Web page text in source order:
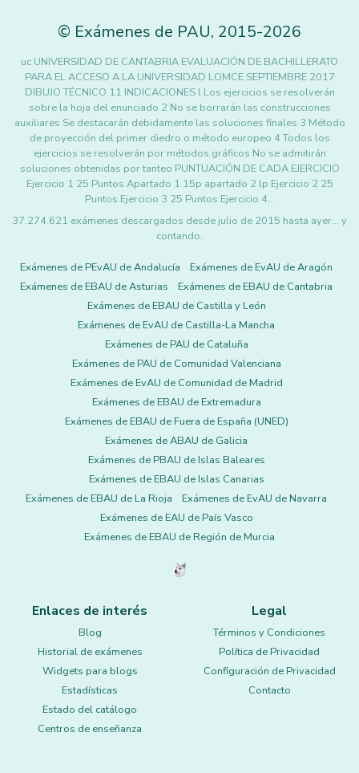
© Exámenes de PAU, 2015-2026
uc UNIVERSIDAD DE CANTABRIA EVALUACIÓN DE BACHILLERATO
PARA EL ACCESO A LA UNIVERSIDAD LOMCE SEPTIEMBRE 2017
DIBUJO TÉCNICO 11 INDICACIONES l Los ejercicios se resolverán
sobre la hoja del enunciado 2 No se borrarán las construcciones
auxiliares Se destacarán debidamente las soluciones finales 3 Método
de proyección del primer diedro o método europeo 4 Todos los
ejercicios se resolverán por métodos gráficos No se admitirán
soluciones obtenidas por tanteo PUNTUACIÓN DE CADA EJERCICIO
Ejercicio 1 25 Puntos Apartado 1 15p apartado 2 lp Ejercicio 2 25
Puntos Ejercicio 3 25 Puntos Ejercicio 4…
37.274.621 exámenes descargados desde julio de 2015 hasta ayer... y
contando.
Exámenes de PEvAU de Andalucía
Exámenes de EvAU de Aragón
Exámenes de EBAU de Asturias
Exámenes de EBAU de Cantabria
Exámenes de EBAU de Castilla y León
Exámenes de EvAU de Castilla-La Mancha
Exámenes de PAU de Cataluña
Exámenes de PAU de Comunidad Valenciana
Exámenes de EvAU de Comunidad de Madrid
Exámenes de EBAU de Extremadura
Exámenes de EBAU de Fuera de España (UNED)
Exámenes de ABAU de Galicia
Exámenes de PBAU de Islas Baleares
Exámenes de EBAU de Islas Canarias
Exámenes de EBAU de La Rioja
Exámenes de EvAU de Navarra
Exámenes de EAU de País Vasco
Exámenes de EBAU de Región de Murcia
Enlaces de interés
Blog
Historial de exámenes
Widgets para blogs
Estadísticas
Estado del catálogo
Centros de enseñanza
Legal
Términos y Condiciones
Política de Privacidad
Configuración de Privacidad
Contacto